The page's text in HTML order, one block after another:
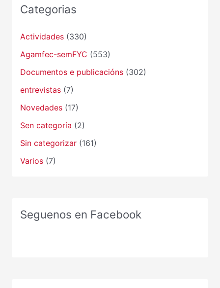
Categorias
Actividades(330)
Agamfec-semFYC (553)
Documentos e publicacións(302)
entrevistas(7)
Novedades(17)
Sen categoría (2)
Sin categorizar(161)
Varios(7)
Seguenos en Facebook